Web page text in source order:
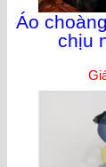
Áo
chịu